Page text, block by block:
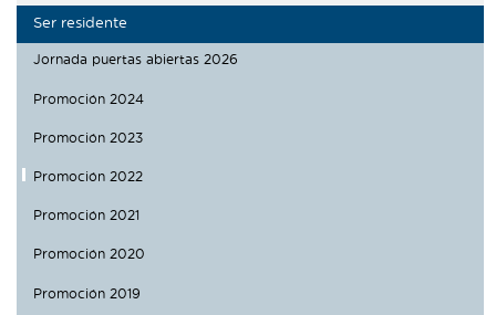
Ser residente
Contacto
Buscador
Ser residente
Jornada puertas abiertas 2026
Promoción 2024
Promoción 2023
Promoción 2022
Promoción 2021
Promoción 2020
Promoción 2019